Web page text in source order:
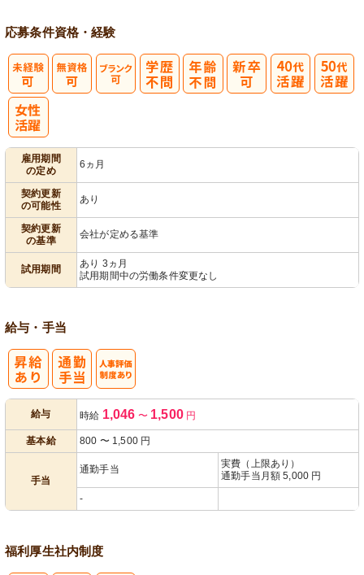
応募条件資格・経験
雇用期間
の定め
6ヵ月
契約更新
の可能性
あり
契約更新
の基準
会社が定める基準
試用期間
あり 3ヵ月
試用期間中の労働条件変更なし
給与・手当
給与 時給 1,046 〜 1,500円
基本給 800 〜 1,500 円
手当
通勤手当
実費（上限あり）
通勤手当月額 5,000 円
-
福利厚生社内制度